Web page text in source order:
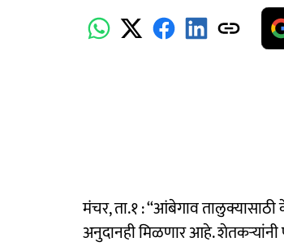
मंचर, ता.१ : ‘‘आंबेगाव
अनुदानही मिळणार आहे.